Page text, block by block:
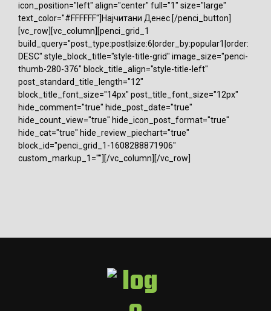
icon_position="left" align="center" full="1" size="large"
text_color="#FFFFFF"]Најчитани Денес [/penci_button]
[vc_row][vc_column][penci_grid_1
build_query="post_type:post|size:6|order_by:popular1|order:
DESC" style_block_title="style-title-grid" image_size="penci-
thumb-280-376" block_title_align="style-title-left"
post_standard_title_length="12"
block_title_font_size="14px" post_title_font_size="12px"
hide_comment="true" hide_post_date="true"
hide_count_view="true" hide_icon_post_format="true"
hide_cat="true" hide_review_piechart="true"
block_id="penci_grid_1-1608288871906"
custom_markup_1=""][/vc_column][/vc_row]